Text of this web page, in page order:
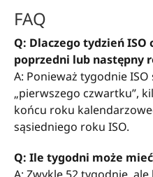
FAQ
Q: Dlaczego tydzień ISO
poprzedni lub następny
A: Ponieważ tygodnie
„pierwszego czwartku”,
końcu roku
sąsiedniego roku ISO.
Q: Ile tygodni może